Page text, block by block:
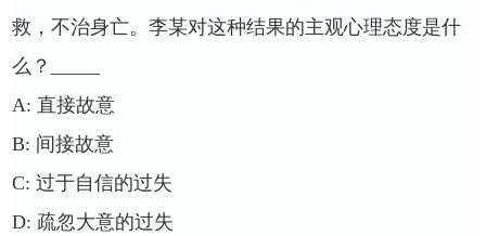
救，不治身亡。李某对这种结果的主观心理态度是什
么？
A: 直接故意
B: 间接故意
C:过于自信的过失
D: 疏忽大意的过失